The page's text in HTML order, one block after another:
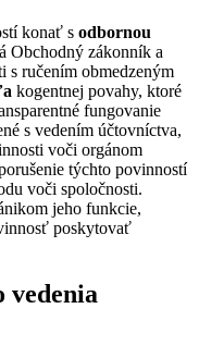
konať s odbornou
Obchodný zákonník a
s ručením obmedzeným
kogentnej povahy, ktoré
fungovanie
s vedením účtovníctva,
voči orgánom
týchto povinností
voči spoločnosti.
jeho funkcie,
poskytovať
vedenia